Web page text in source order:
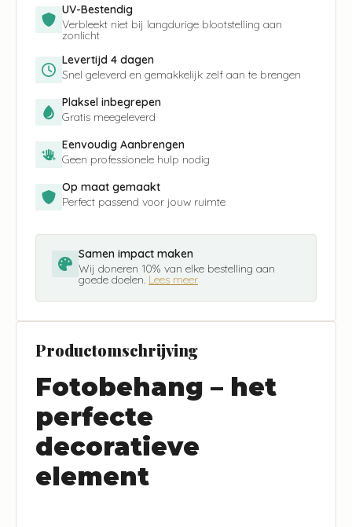
UV-Bestendig
Verbleekt niet bij langdurige blootstelling aan
zonlicht
Levertijd 4 dagen
Snel geleverd en gemakkelijk zelf aan te brengen
Plaksel inbegrepen
Gratis meegeleverd
Eenvoudig Aanbrengen
Geen professionele hulp nodig
Op maat gemaakt
Perfect passend voor jouw ruimte
Samen impact maken
Wij doneren 10% van elke bestelling aan
goede doelen. Lees meer
Productomschrijving
Fotobehang – het
perfecte
decoratieve
element